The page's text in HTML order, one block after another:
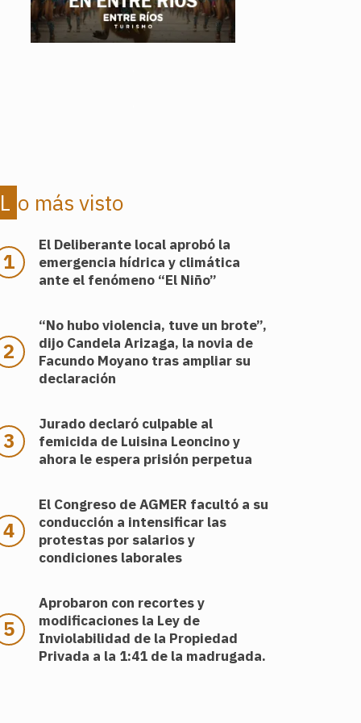
Lo más visto
El Deliberante local aprobó la
emergencia hídrica y climática
ante el fenómeno “El Niño”
“No hubo violencia, tuve un brote”,
dijo Candela Arizaga, la novia de
Facundo Moyano tras ampliar su
declaración
Jurado declaró culpable al
femicida de Luisina Leoncino y
ahora le espera prisión perpetua
El Congreso de AGMER facultó a su
conducción a intensificar las
protestas por salarios y
condiciones laborales
Aprobaron con recortes y
modificaciones la Ley de
Inviolabilidad de la Propiedad
Privada a la 1:41 de la madrugada.